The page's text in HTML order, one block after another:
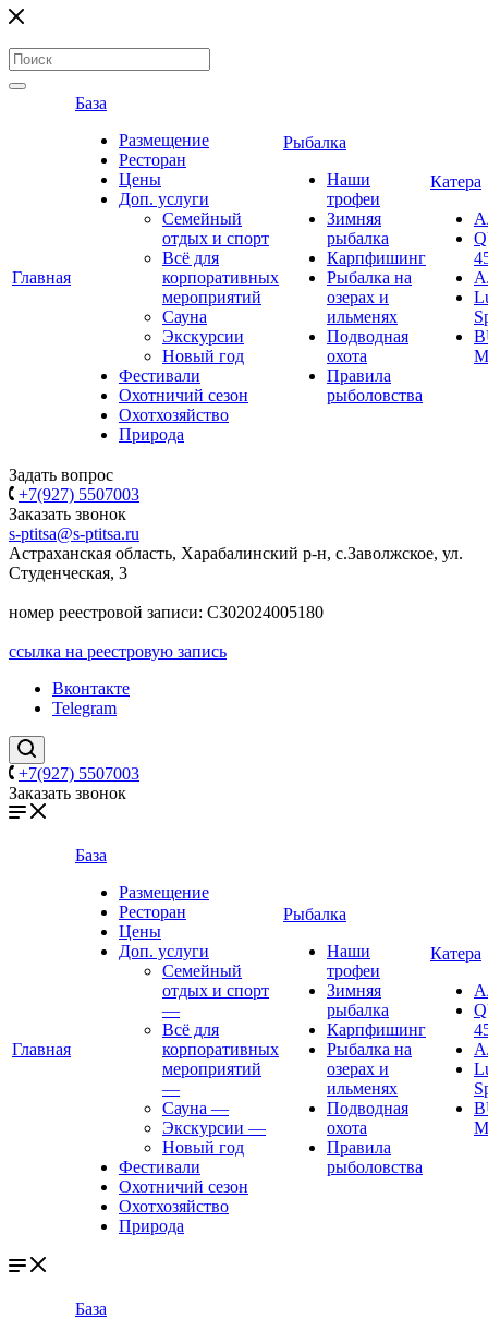
Главная
База
Размещение
Ресторан
Цены
Доп. услуги
Семейный
отдых и спорт
Всё для
корпоративных
мероприятий
Сауна
Экскурсии
Новый год
Фестивали
Охотничий сезон
Охотхозяйство
Природа
Рыбалка
Наши
трофеи
Зимняя
рыбалка
Карпфишинг
Рыбалка на
озерах и
ильменях
Подводная
охота
Правила
рыболовства
Катера
Задать вопрос
+7(927) 5507003
Заказать звонок
s-ptitsa@s-ptitsa.ru
Астраханская область, Харабалинский р-н, с.Заволжское, ул.
Студенческая, 3
номер реестровой записи: С302024005180
ссылка на реестровую запись
Вконтакте
Telegram
+7(927) 5507003
Заказать звонок
Главная
База
Размещение
Ресторан
Цены
Доп. услуги
Семейный
отдых и спорт
—
Всё для
корпоративных
мероприятий
—
Сауна —
Экскурсии —
Новый год
Фестивали
Охотничий сезон
Охотхозяйство
Природа
Рыбалка
Наши
трофеи
Зимняя
рыбалка
Карпфишинг
Рыбалка на
озерах и
ильменях
Подводная
охота
Правила
рыболовства
Катера
База